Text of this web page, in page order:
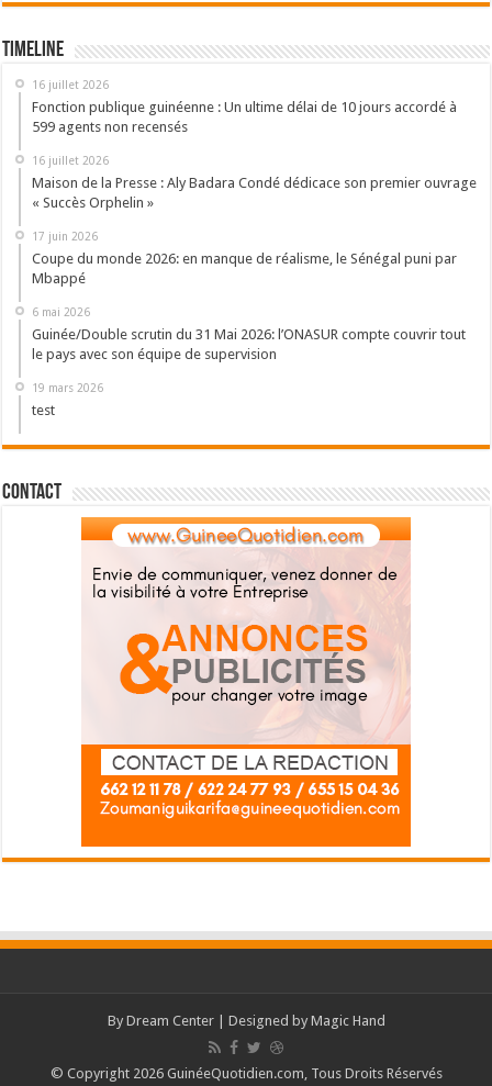
Timeline
16 juillet 2026
Fonction publique guinéenne : Un ultime délai de 10 jours accordé à
599 agents non recensés
16 juillet 2026
Maison de la Presse : Aly Badara Condé dédicace son premier ouvrage
« Succès Orphelin »
17 juin 2026
Coupe du monde 2026: en manque de réalisme, le Sénégal puni par
Mbappé
6 mai 2026
Guinée/Double scrutin du 31 Mai 2026: l’ONASUR compte couvrir tout
le pays avec son équipe de supervision
19 mars 2026
test
Contact
By Dream Center| Designed by Magic Hand
© Copyright 2026 GuinéeQuotidien.com, Tous Droits Réservés